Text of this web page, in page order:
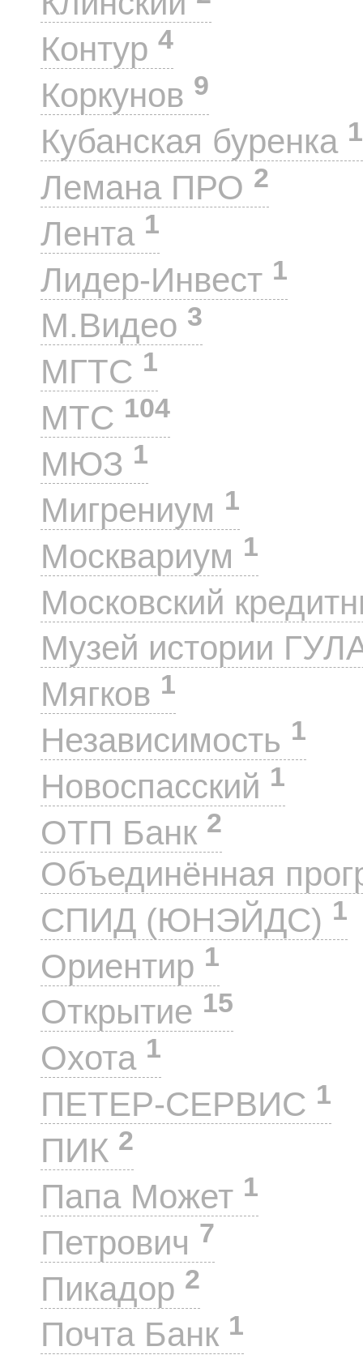
Контур 4
Коркунов 9
Кубанская буренка 1
Лемана ПРО 2
Лента 1
Лидер-Инвест 1
М.Видео 3
МГТС 1
МТС 104
МЮЗ 1
Мигрениум 1
Москвариум 1
Московский
Музей истории
Мягков 1
Независимость 1
Новоспасский 1
ОТП Банк 2
Объединённая
СПИД (ЮНЭЙДС) 1
Ориентир 1
Открытие 15
Охота 1
ПЕТЕР-СЕРВИС 1
ПИК 2
Папа Может 1
Петрович 7
Пикадор 2
Почта Банк 1